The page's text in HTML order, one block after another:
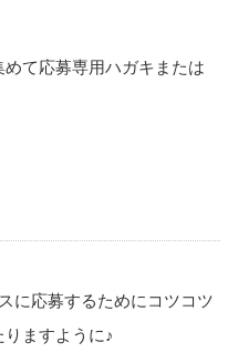
て応募専用ハガキまたは
に応募するためにコツコツ
ますように♪